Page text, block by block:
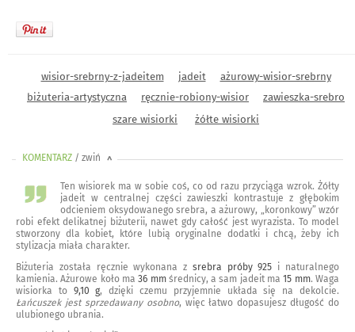
wisior-srebrny-z-jadeitem jadeit
ażurowy-wisior-srebrny
biżuteria-artystyczna
ręcznie-robiony-wisior
zawieszka-srebro
szare wisiorki
żółte wisiorki
KOMENTARZ / zwiń <
Ten wisiorek ma w sobie coś, co od razu przyciąga wzrok. Żółty
jadeit w centralnej części zawieszki kontrastuje z głębokim
odcieniem oksydowanego srebra, a ażurowy, „koronkowy” wzór
robi efekt delikatnej biżuterii, nawet gdy całość jest wyrazista. To model
stworzony dla kobiet, które lubią oryginalne dodatki i chcą, żeby ich
stylizacja miała charakter.
Biżuteria została ręcznie wykonana z srebra próby 925 i naturalnego
kamienia. Ażurowe koło ma36 mmśrednicy, a sam jadeit ma15 mm. Waga
wisiorka to 9,10 g, dzięki czemu przyjemnie układa się na dekolcie.
Łańcuszek jest sprzedawany osobno, więc łatwo dopasujesz długość do
ulubionego ubrania.